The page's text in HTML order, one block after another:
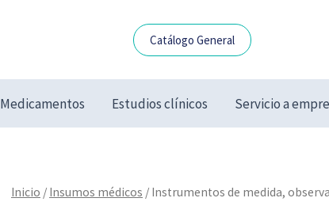
Catálogo General
Medicamentos Estudios clínicos Servicio a
Inicio / Insumos médicos / Instrumentos de medida,